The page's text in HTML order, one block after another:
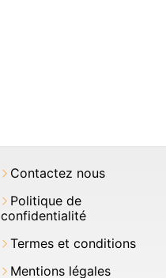
Contactez nous
Politique de
confidentialité
Termes et conditions
Mentions légales